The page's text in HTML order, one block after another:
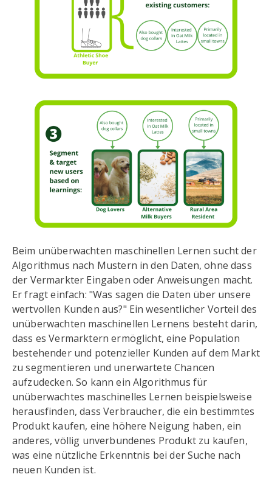
Beim unüberwachten maschinellen Lernen sucht der
Algorithmus nach Mustern in den Daten, ohne dass
der Vermarkter Eingaben oder Anweisungen macht.
Er fragt einfach: "Was sagen die Daten über unsere
wertvollen Kunden aus?" Ein wesentlicher Vorteil des
unüberwachten maschinellen Lernens besteht darin,
dass es Vermarktern ermöglicht, eine Population
bestehender und potenzieller Kunden auf dem Markt
zu segmentieren und unerwartete Chancen
aufzudecken. So kann ein Algorithmus für
unüberwachtes maschinelles Lernen beispielsweise
herausfinden, dass Verbraucher, die ein bestimmtes
Produkt kaufen, eine höhere Neigung haben, ein
anderes, völlig unverbundenes Produkt zu kaufen,
was eine nützliche Erkenntnis bei der Suche nach
neuen Kunden ist.